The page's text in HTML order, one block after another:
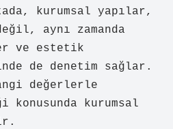
kurumsal yapılar,
aynı zamanda
ve estetik
de denetim sağlar.
değerlerle
kurumsal